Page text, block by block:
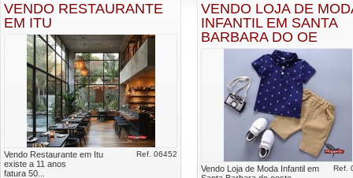
VENDO RESTAURANTE
EM ITU
Vendo Restaurante em Itu
existe a 11 anos
fatura 50...
Ref. 06452
VENDO LOJA DE
INFANTIL EM SANTA
BARBARA DO OE
Vendo Loja de Moda Infantil em
Ref.